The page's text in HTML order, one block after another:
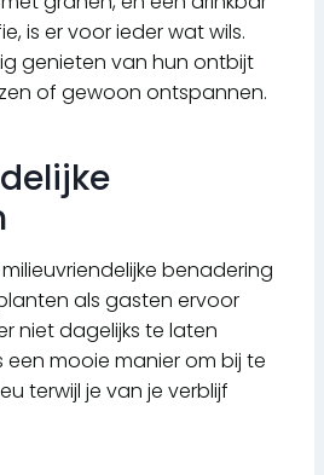
is er voor ieder wat wils.
genieten van hun ontbijt
of gewoon ontspannen.
benadering
als gasten ervoor
niet dagelijks te laten
een mooie manier om bij te
terwijl je van je verblijf